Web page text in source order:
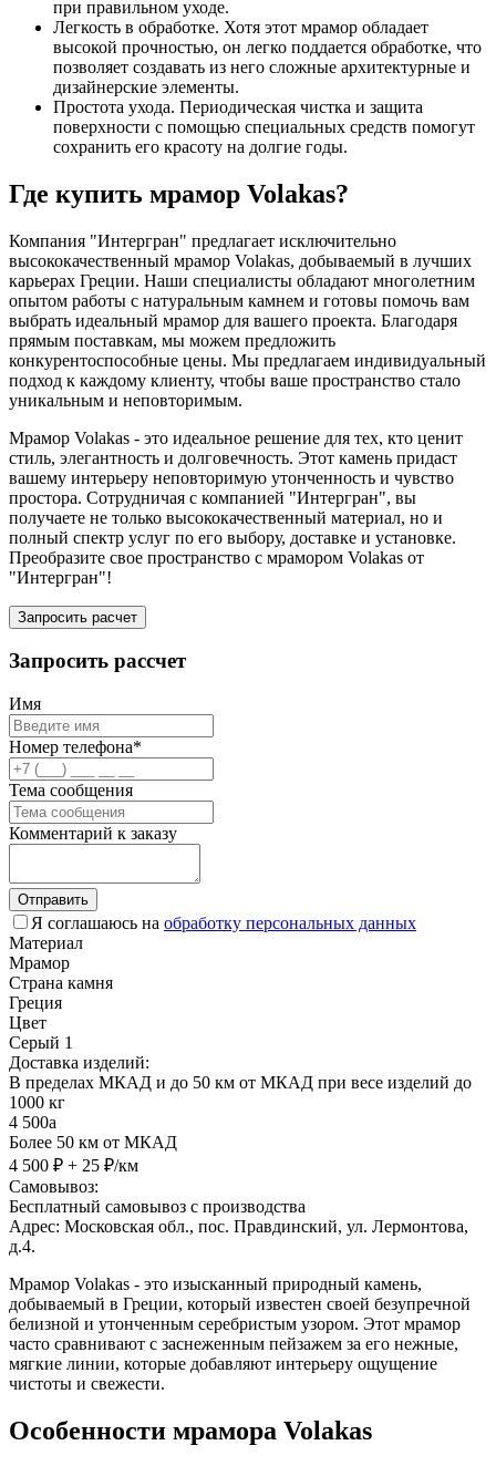
при правильном уходе.
Легкость в обработке. Хотя этот мрамор обладает
высокой прочностью, он легко поддается обработке, что
позволяет создавать из него сложные архитектурные и
дизайнерские элементы.
Простота ухода. Периодическая чистка и защита
поверхности с помощью специальных средств помогут
сохранить его красоту на долгие годы.
Где купить мрамор Volakas?
Компания "Интергран" предлагает исключительно
высококачественный мрамор Volakas, добываемый в лучших
карьерах Греции. Наши специалисты обладают многолетним
опытом работы с натуральным камнем и готовы помочь вам
выбрать идеальный мрамор для вашего проекта. Благодаря
прямым поставкам, мы можем предложить
конкурентоспособные цены. Мы предлагаем индивидуальный
подход к каждому клиенту, чтобы ваше пространство стало
уникальным и неповторимым.
Мрамор Volakas - это идеальное решение для тех, кто ценит
стиль, элегантность и долговечность. Этот камень придаст
вашему интерьеру неповторимую утонченность и чувство
простора. Сотрудничая с компанией "Интергран", вы
получаете не только высококачественный материал, но и
полный спектр услуг по его выбору, доставке и установке.
Преобразите свое пространство с мрамором Volakas от
"Интергран"!
Запросить расчет
Запросить рассчет
Имя
Номер телефона*
Тема сообщения
Комментарий к заказу
Отправить
Я соглашаюсь на обработку персональных данных
Материал
Мрамор
Страна камня
Греция
Цвет
Серый 1
Доставка изделий:
В пределах МКАД и до 50 км от МКАД при весе изделий до
1000 кг
4 500a
Более 50 км от МКАД
4 500 ₽ + 25 ₽/км
Самовывоз:
Бесплатный самовывоз с производства
Адрес: Московская обл., пос. Правдинский, ул. Лермонтова,
д.4.
Мрамор Volakas - это изысканный природный камень,
добываемый в Греции, который известен своей безупречной
белизной и утонченным серебристым узором. Этот мрамор
часто сравнивают с заснеженным пейзажем за его нежные,
мягкие линии, которые добавляют интерьеру ощущение
чистоты и свежести.
Особенности мрамора Volakas